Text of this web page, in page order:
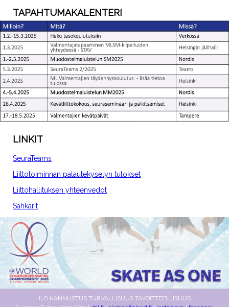
TAPAHTUMAKALENTERI
LINKIT
SeuraTeams
Liittotoiminnan palautekyselyn tulokset
Liittohallituksen yhteenvedot
Sähkärit
ILO KANNUSTUS TURVALLISUUS TAVOITTEELLISUUS